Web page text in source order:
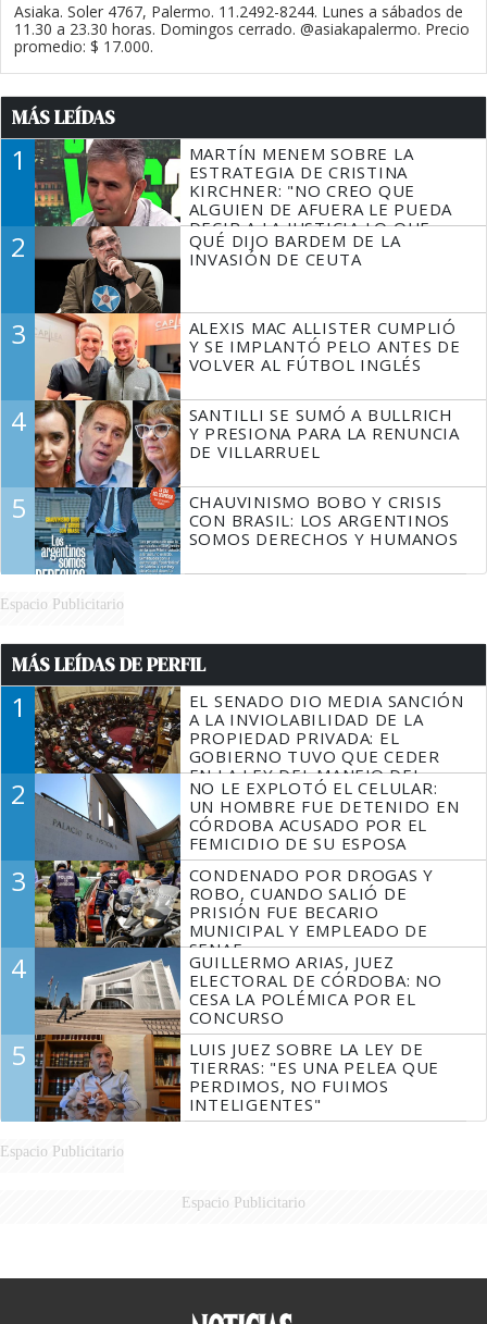
Asiaka. Soler 4767, Palermo. 11.2492-8244. Lunes a sábados de
11.30 a 23.30 horas. Domingos cerrado. @asiakapalermo. Precio
promedio: $ 17.000.
MÁS LEÍDAS
1
MARTÍN MENEM SOBRE LA
ESTRATEGIA DE CRISTINA
KIRCHNER: "NO CREO QUE
ALGUIEN DE AFUERA LE PUEDA
DECIR A LA JUSTICIA LO QUE
TIENE QUE HACER"
2
QUÉ DIJO BARDEM DE LA
INVASIÓN DE CEUTA
3
ALEXIS MAC ALLISTER CUMPLIÓ
Y SE IMPLANTÓ PELO ANTES DE
VOLVER AL FÚTBOL INGLÉS
4
SANTILLI SE SUMÓ A BULLRICH
Y PRESIONA PARA LA RENUNCIA
DE VILLARRUEL
5
CHAUVINISMO BOBO Y CRISIS
CON BRASIL: LOS ARGENTINOS
SOMOS DERECHOS Y HUMANOS
Espacio Publicitario
MÁS LEÍDAS DE PERFIL
1
EL SENADO DIO MEDIA SANCIÓN
A LA INVIOLABILIDAD DE LA
PROPIEDAD PRIVADA: EL
GOBIERNO TUVO QUE CEDER
EN LA LEY DEL MANEJO DEL
FUEGO
2
NO LE EXPLOTÓ EL CELULAR:
UN HOMBRE FUE DETENIDO EN
CÓRDOBA ACUSADO POR EL
FEMICIDIO DE SU ESPOSA
3
CONDENADO POR DROGAS Y
ROBO, CUANDO SALIÓ DE
PRISIÓN FUE BECARIO
MUNICIPAL Y EMPLEADO DE
SENAF
4
GUILLERMO ARIAS, JUEZ
ELECTORAL DE CÓRDOBA: NO
CESA LA POLÉMICA POR EL
CONCURSO
5
LUIS JUEZ SOBRE LA LEY DE
TIERRAS: "ES UNA PELEA QUE
PERDIMOS, NO FUIMOS
INTELIGENTES"
Espacio Publicitario
Espacio Publicitario